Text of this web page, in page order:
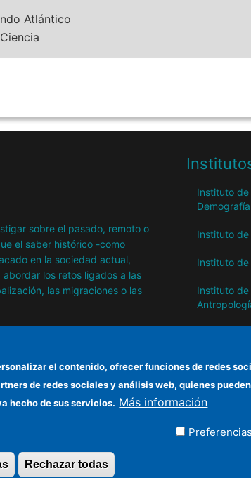
Atlántico
sobre el pasado, remoto o
el saber histórico -como
en la sociedad actual,
los retos ligados a las
las migraciones o las
Instituto de
Demografía
Instituto de
Instituto de
Instituto
Próximo
Instituto de
Públicos
el contenido, ofrecer funciones de redes
de redes sociales y análisis web, quienes
hecho de sus servicios. Más información
Preferencias
Rechazar todas